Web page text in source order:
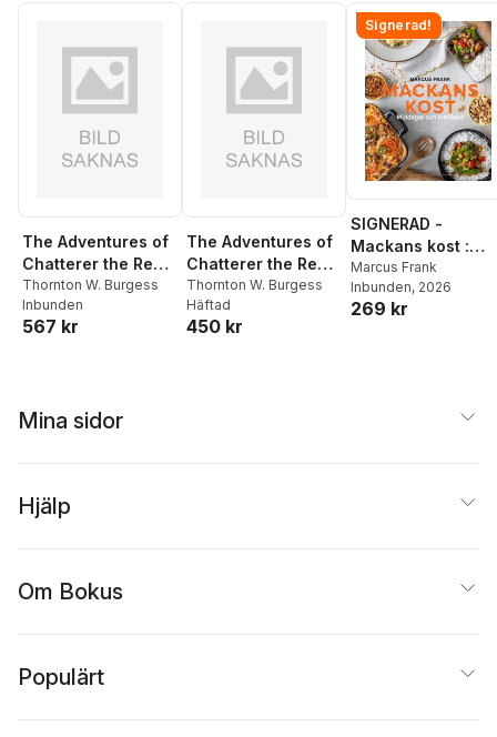
The Adventures of
Chatterer the Red
Squirrel
Thornton W. Burgess
Inbunden
567 kr
The Adventures of
Chatterer the Red
Squirrel
Thornton W. Burgess
Häftad
450 kr
Signerad!
SIGNERAD -
Mackans kost :
Middagar och
matlådor
Marcus Frank
Inbunden, 2026
269 kr
Mina sidor
Hjälp
Om Bokus
Populärt